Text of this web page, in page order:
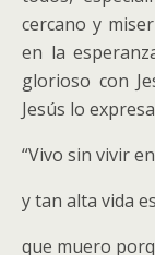
cercano y
en la
glorioso con
Jesús lo
“Vivo sin vivir
y tan alta vida
que muero